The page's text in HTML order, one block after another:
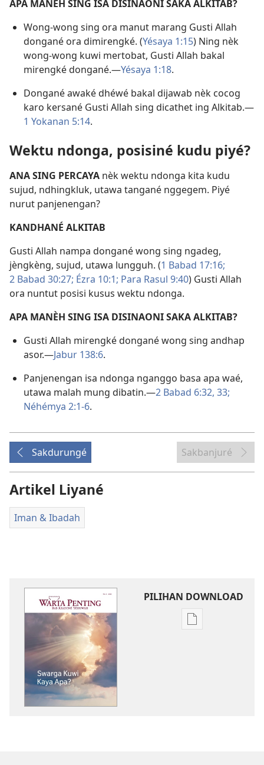
APA MANÈH SING ISA DISINAONI SAKA ALKITAB?
Wong-wong sing ora manut marang Gusti Allah
dongané ora dimirengké. (Yésaya 1:15) Ning nèk
wong-wong kuwi mertobat, Gusti Allah bakal
mirengké dongané.​—Yésaya 1:18.
Dongané awaké dhéwé bakal dijawab nèk cocog
karo kersané Gusti Allah sing dicathet ing Alkitab.​—
1 Yokanan 5:14.
Wektu ndonga, posisiné kudu piyé?
ANA SING PERCAYA nèk wektu ndonga kita kudu
sujud, ndhingkluk, utawa tangané nggegem. Piyé
nurut panjenengan?
KANDHANÉ ALKITAB
Gusti Allah nampa dongané wong sing ngadeg,
jèngkèng, sujud, utawa lungguh. (1 Babad 17:16;
2 Babad 30:27; Ézra 10:1; Para Rasul 9:40) Gusti Allah
ora nuntut posisi kusus wektu ndonga.
APA MANÈH SING ISA DISINAONI SAKA ALKITAB?
Gusti Allah mirengké dongané wong sing andhap
asor.​—Jabur 138:6.
Panjenengan isa ndonga nganggo basa apa waé,
utawa malah mung dibatin.​—2 Babad 6:32, 33;
Néhémya 2:1-6.
Sakdurungé Sakbanjuré
Artikel Liyané
Iman & Ibadah
PILIHAN DOWNLOAD
Pilihan